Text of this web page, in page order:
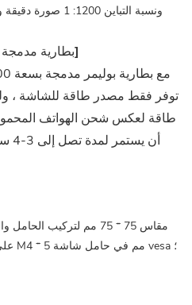
[بطارية مدمجة 8000 مللي أمبير في الساعة]
توفر فقط مصدر طاقة للشاشة ،
طاقة لعكس شحن الهواتف
على الحائط ، ويستغرق تركيب براغي M4 * 5 مم في حامل شاشة vesa ؛